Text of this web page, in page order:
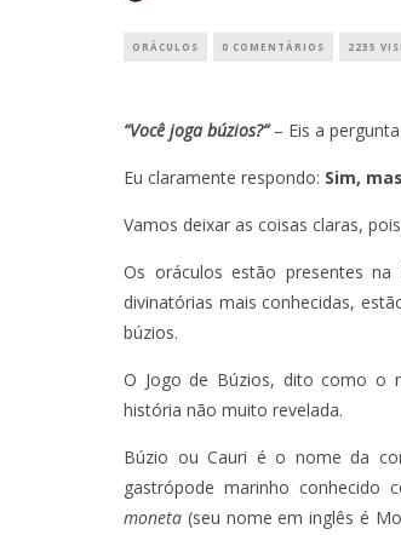
ORÁCULOS 0 COMENTÁRIOS 2235
“Você joga búzios?”– Eis a
Eu claramente respondo: Sim,
Vamos deixar as coisas claras,
Os oráculos estão presentes
divinatórias mais conhecidas,
búzios.
O Jogo de Búzios, dito como o
história não muito revelada.
Búzio ou Cauri é o nome da
gastrópode marinho conhecido
moneta (seu nome em inglês é